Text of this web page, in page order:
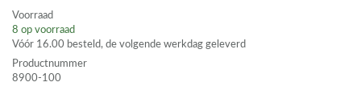
Voorraad
8 op voorraad
Vóór 16.00 besteld, de volgende werkdag geleverd
Productnummer
8900-100